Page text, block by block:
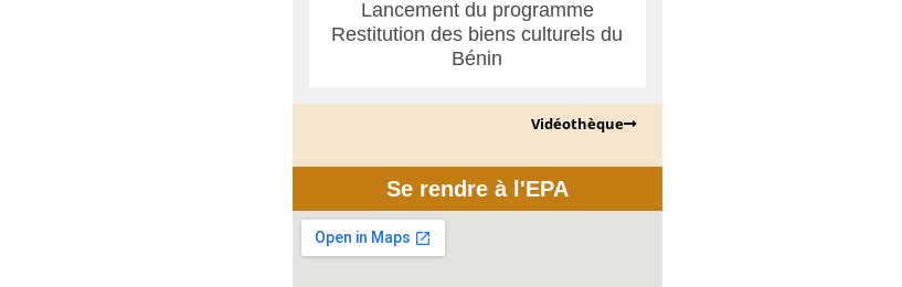
Lancement du programme
Restitution des biens culturels du
Bénin
Vidéothèque
Se rendre à l'EPA